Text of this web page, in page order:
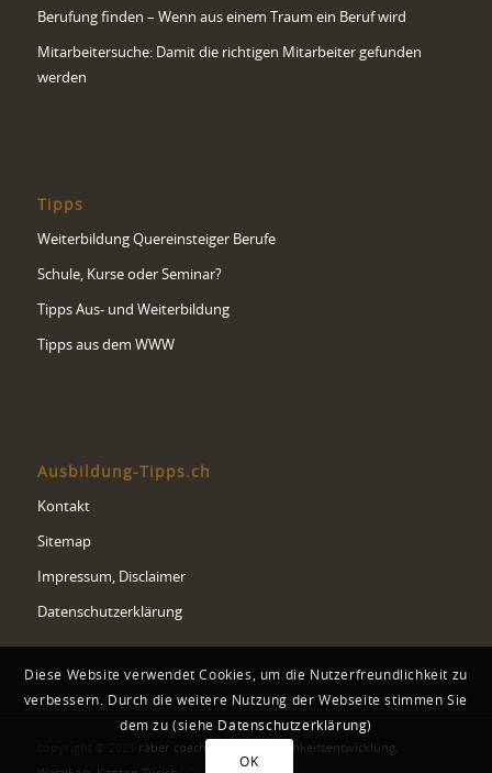
Berufung finden – Wenn aus einem Traum ein Beruf wird
Mitarbeitersuche: Damit die richtigen Mitarbeiter gefunden
werden
Tipps
Weiterbildung Quereinsteiger Berufe
Schule, Kurse oder Seminar?
Tipps Aus- und Weiterbildung
Tipps aus dem WWW
Ausbildung-Tipps.ch
Kontakt
Sitemap
Impressum, Disclaimer
Datenschutzerklärung
räber coaching & persönlichkeitsentwicklung,
Diese Website verwendet Cookies, um die Nutzerfreundlichkeit zu
verbessern. Durch die weitere Nutzung der Webseite stimmen Sie
dem zu (siehe
Datenschutzerklärung)
OK